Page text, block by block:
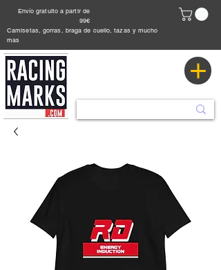
Envío gratuito a partir de
99€
Camisetas, gorras, braga de cuello, tazas y mucho
mas